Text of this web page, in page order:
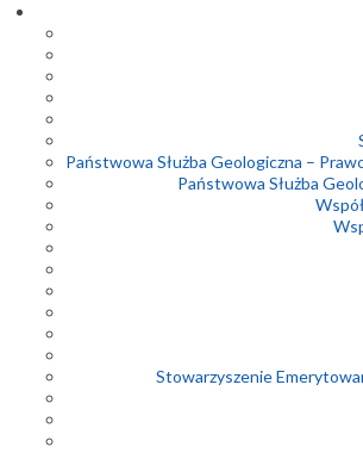
Państwowa Służba Geologiczna –
Państwowa Służba
Stowarzyszenie